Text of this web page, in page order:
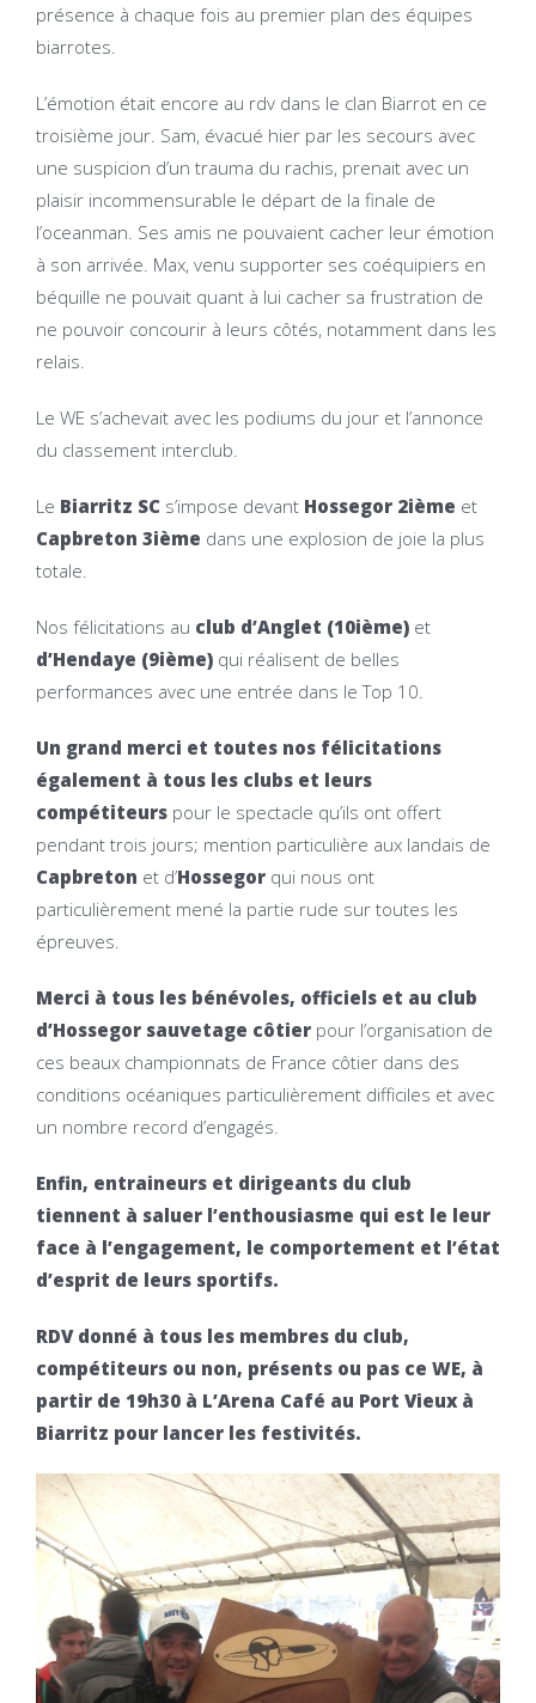
présence à chaque fois au premier plan des équipes
biarrotes.
L’émotion était encore au rdv dans le clan Biarrot en ce
troisième jour. Sam, évacué hier par les secours avec
une suspicion d’un trauma du rachis, prenait avec un
plaisir incommensurable le départ de la finale de
l’oceanman. Ses amis ne pouvaient cacher leur émotion
à son arrivée. Max, venu supporter ses coéquipiers en
béquille ne pouvait quant à lui cacher sa frustration de
ne pouvoir concourir à leurs côtés, notamment dans les
relais.
Le WE s’achevait avec les podiums du jour et l’annonce
du classement interclub.
Le Biarritz SC s’impose devant Hossegor 2ième et
Capbreton 3ième dans une explosion de joie la plus
totale.
Nos félicitations au club d’Anglet (10ième) et
d’Hendaye (9ième) qui réalisent de belles
performances avec une entrée dans le Top 10.
Un grand merci et toutes nos félicitations
également à tous les clubs et leurs
compétiteurs pour le spectacle qu’ils ont offert
pendant trois jours; mention particulière aux landais de
Capbreton et d’Hossegor qui nous ont
particulièrement mené la partie rude sur toutes les
épreuves.
Merci à tous les bénévoles, officiels et au club
d’Hossegor sauvetage côtier pour l’organisation de
ces beaux championnats de France côtier dans des
conditions océaniques particulièrement difficiles et avec
un nombre record d’engagés.
Enfin, entraineurs et dirigeants du club
tiennent à saluer l’enthousiasme qui est le leur
face à l’engagement, le comportement et l’état
d’esprit de leurs sportifs.
RDV donné à tous les membres du club,
compétiteurs ou non, présents ou pas ce WE, à
partir de 19h30 à L’Arena Café au Port Vieux à
Biarritz pour lancer les festivités.